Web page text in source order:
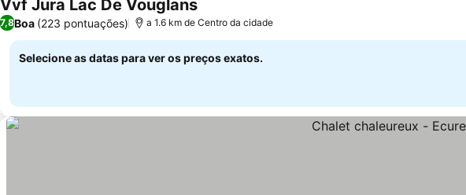
Vvf Jura Lac De Vouglans
7,8Boa (223 pontuações) a 1.6 km de Centro da cidade
Selecione as datas para ver os preços exatos.